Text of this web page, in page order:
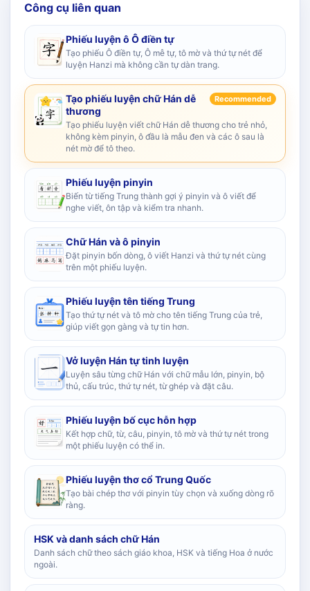
Công cụ liên quan
Phiếu luyện ô Ô điền tự
Tạo phiếu Ô điền tự, Ô mễ tự, tô mờ và thứ tự nét để
luyện Hanzi mà không cần tự dàn trang.
Tạo phiếu luyện chữ Hán dễ
thương
Recommended
Tạo phiếu luyện viết chữ Hán dễ thương cho trẻ nhỏ,
không kèm pinyin, ô đầu là mẫu đen và các ô sau là
nét mờ để tô theo.
Phiếu luyện pinyin
Biến từ tiếng Trung thành gợi ý pinyin và ô viết để
nghe viết, ôn tập và kiểm tra nhanh.
Chữ Hán và ô pinyin
Đặt pinyin bốn dòng, ô viết Hanzi và thứ tự nét cùng
trên một phiếu luyện.
Phiếu luyện tên tiếng Trung
Tạo thứ tự nét và tô mờ cho tên tiếng Trung của trẻ,
giúp viết gọn gàng và tự tin hơn.
Vở luyện Hán tự tinh luyện
Luyện sâu từng chữ Hán với chữ mẫu lớn, pinyin, bộ
thủ, cấu trúc, thứ tự nét, từ ghép và đặt câu.
Phiếu luyện bố cục hỗn hợp
Kết hợp chữ, từ, câu, pinyin, tô mờ và thứ tự nét trong
một phiếu luyện có thể in.
Phiếu luyện thơ cổ Trung Quốc
Tạo bài chép thơ với pinyin tùy chọn và xuống dòng rõ
ràng.
HSK và danh sách chữ Hán
Danh sách chữ theo sách giáo khoa, HSK và tiếng Hoa ở nước
ngoài.